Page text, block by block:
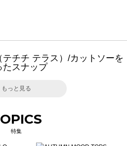
チチ テラス）/カットソーを
たスナップ
もっと見る
特集